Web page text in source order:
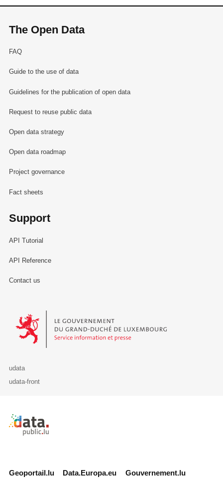
The Open Data
FAQ
Guide to the use of data
Guidelines for the publication of open data
Request to reuse public data
Open data strategy
Open data roadmap
Project governance
Fact sheets
Support
API Tutorial
API Reference
Contact us
Le Gouvernement du Grand-Duché de Luxembourg - Service
udata
udata-front
Retour à l'accueil de data.public.lu
Geoportail.lu Data.Europa.eu Gouvernement.lu